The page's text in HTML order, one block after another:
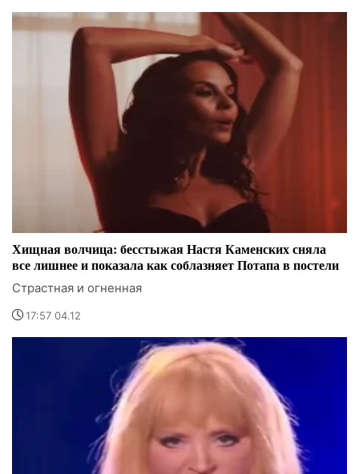
Хищная волчица: бесстыжая Настя Каменских сняла
все лишнее и показала как соблазняет Потапа в постели
Страстная и огненная
17:57 04.12